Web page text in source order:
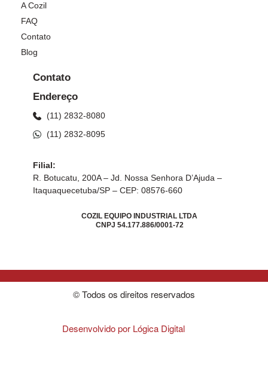
A Cozil
FAQ
Contato
Blog
Contato
Endereço
(11) 2832-8080
(11) 2832-8095
Filial:
R. Botucatu, 200A – Jd. Nossa Senhora D’Ajuda –
Itaquaquecetuba/SP – CEP: 08576-660
COZIL EQUIPO INDUSTRIAL LTDA
CNPJ 54.177.886/0001-72
© Todos os direitos reservados
Desenvolvido por Lógica Digital